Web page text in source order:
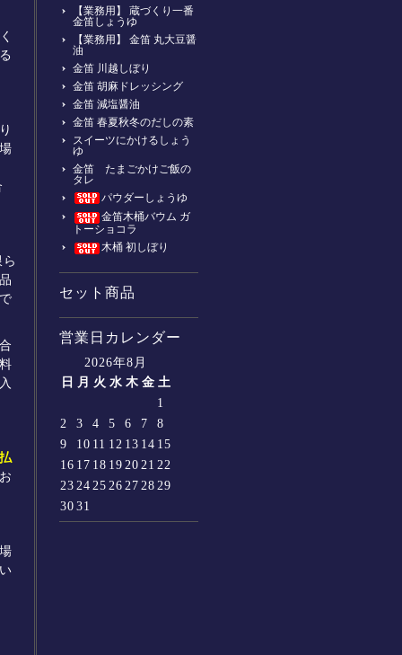
【業務用】 蔵づくり一番
金笛しょうゆ
【業務用】 金笛 丸大豆醤
油
金笛 川越しぼり
金笛 胡麻ドレッシング
金笛 減塩醤油
金笛 春夏秋冬のだしの素
スイーツにかけるしょう
ゆ
金笛 たまごかけご飯の
タレ
パウダーしょうゆ
金笛木桶バウム ガ
トーショコラ
木桶 初しぼり
セット商品
営業日カレンダー
2026年8月
日
月 火 水 木 金 土
1
2
3 4 5 6 7
8
9
10 11 12 13 14 15
16 17 18 19 20 21 22
23 24 25 26 27 28 29
30 31